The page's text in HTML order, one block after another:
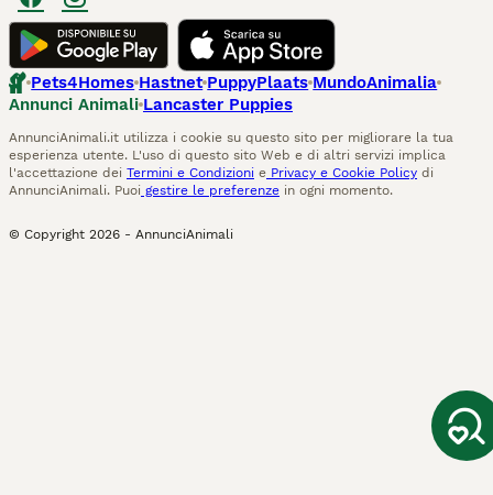
Pets4Homes Hastnet PuppyPlaats MundoAnimalia
Annunci Animali Lancaster Puppies
AnnunciAnimali.it utilizza i cookie su questo sito per migliorare la tua
esperienza utente. L'uso di questo sito Web e di altri servizi implica
l'accettazione dei Termini e Condizioni e Privacy e Cookie Policy di
AnnunciAnimali. Puoi gestire le preferenze in ogni momento.
© Copyright 2026 - AnnunciAnimali